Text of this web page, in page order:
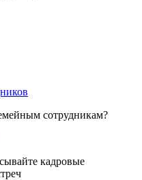
сотрудникам?
кадровые